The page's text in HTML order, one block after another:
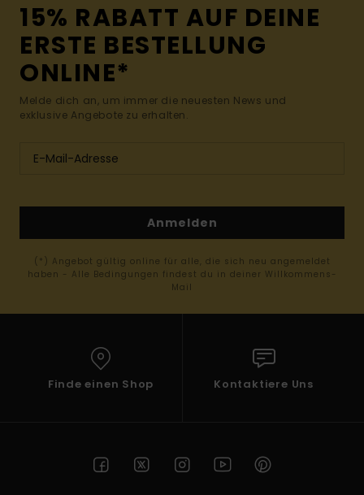
15% RABATT AUF DEINE
ERSTE BESTELLUNG
ONLINE*
Melde dich an, um immer die neuesten News und
exklusive Angebote zu erhalten.
Anmelden
(*) Angebot gültig online für alle, die sich neu angemeldet
haben - Alle Bedingungen findest du in deiner Willkommens-
Mail
Finde einen Shop Kontaktiere Uns